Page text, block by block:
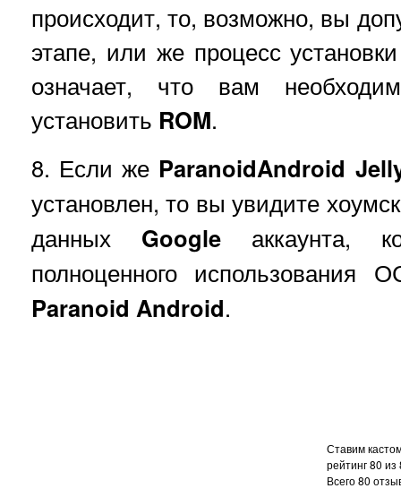
происходит, то, возможно, вы
этапе, или же процесс
означает, что вам
установить ROM.
8. Если же ParanoidAndroid
установлен, то вы увидите
данных Google аккаунта,
полноценного использования
Paranoid Android.
Ставим
рейтинг80 из
Всего80